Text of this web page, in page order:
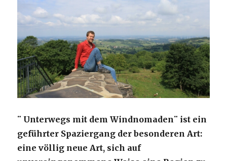
¨ Unterwegs mit dem Windnomaden¨ ist ein
geführter Spaziergang der besonderen Art:
eine völlig neue Art, sich auf